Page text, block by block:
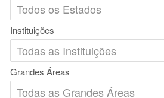
Instituições
Grandes Áreas